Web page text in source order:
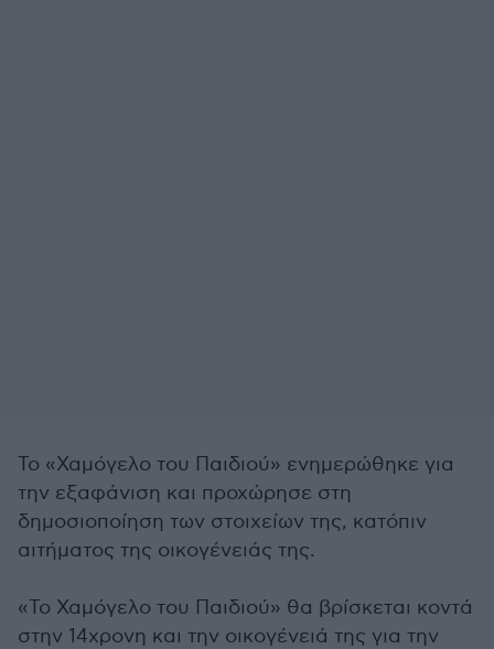
Το «Χαμόγελο του Παιδιού» ενημερώθηκε για
την εξαφάνιση και προχώρησε στη
δημοσιοποίηση των στοιχείων της, κατόπιν
αιτήματος της οικογένειάς της.
«To Χαμόγελο του Παιδιού» θα βρίσκεται κοντά
στην 14χρονη και την οικογένειά της για την